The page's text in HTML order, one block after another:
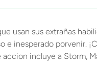
usan sus extrañas
inesperado porvenir.
incluye a Storm,